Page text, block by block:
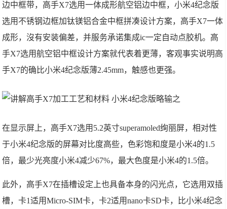
边中框带，高手X7选用一体成形航空铝边中框，小米4纪念版
选用不锈钢边框加钛镁铝合金中框拼凑设计方案，高手X7一体
成形，沒有安装偏差，并服务承诺集成ic一定自动点胶机。高
手X7选用航空铝中框设计方案就代表着更薄，客观事实说明高
手X7的确比小米4纪念版薄2.45mm，触感也更强。
在显示屏上，高手X7选用5.2英寸superamoled绚丽屏，相对性
于小米4纪念版的屏幕对比度高些，色彩饱和度是小米4的1.5
倍，最少光亮度小米4减少67%，最大色度是小米4的1.5倍。
此外，高手X7在插槽设定上也具备本身的闪光点，它选用双插
槽，卡1适用Micro-SIM卡，卡2适用nano卡SD卡，比小米4纪念